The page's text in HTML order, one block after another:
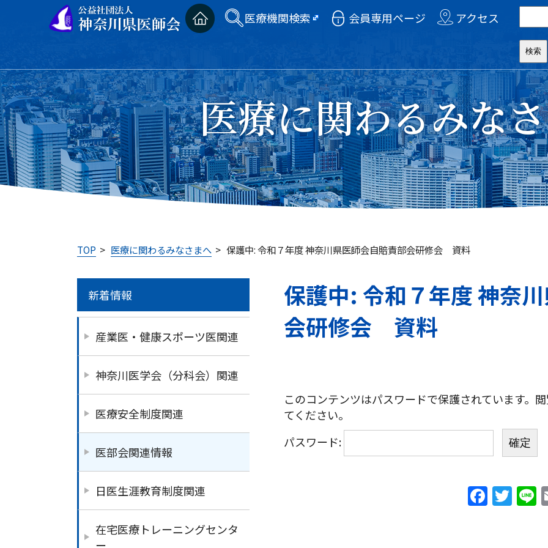
医療機関検索 会員専用ページ アクセス
医療に関わるみな
TOP > 医療に関わるみなさまへ > 保護中: 令和７年度 神奈川県医師会自賠責部会研修会 資料
保護中: 令和７年度 神奈
会研修会 資料
このコンテンツはパスワードで保護されています。
てください。
パスワード:
F T
新着情報
産業医・健康スポーツ医関連
神奈川医学会（分科会）関連
医療安全制度関連
医部会関連情報
日医生涯教育制度関連
在宅医療トレーニングセンタ